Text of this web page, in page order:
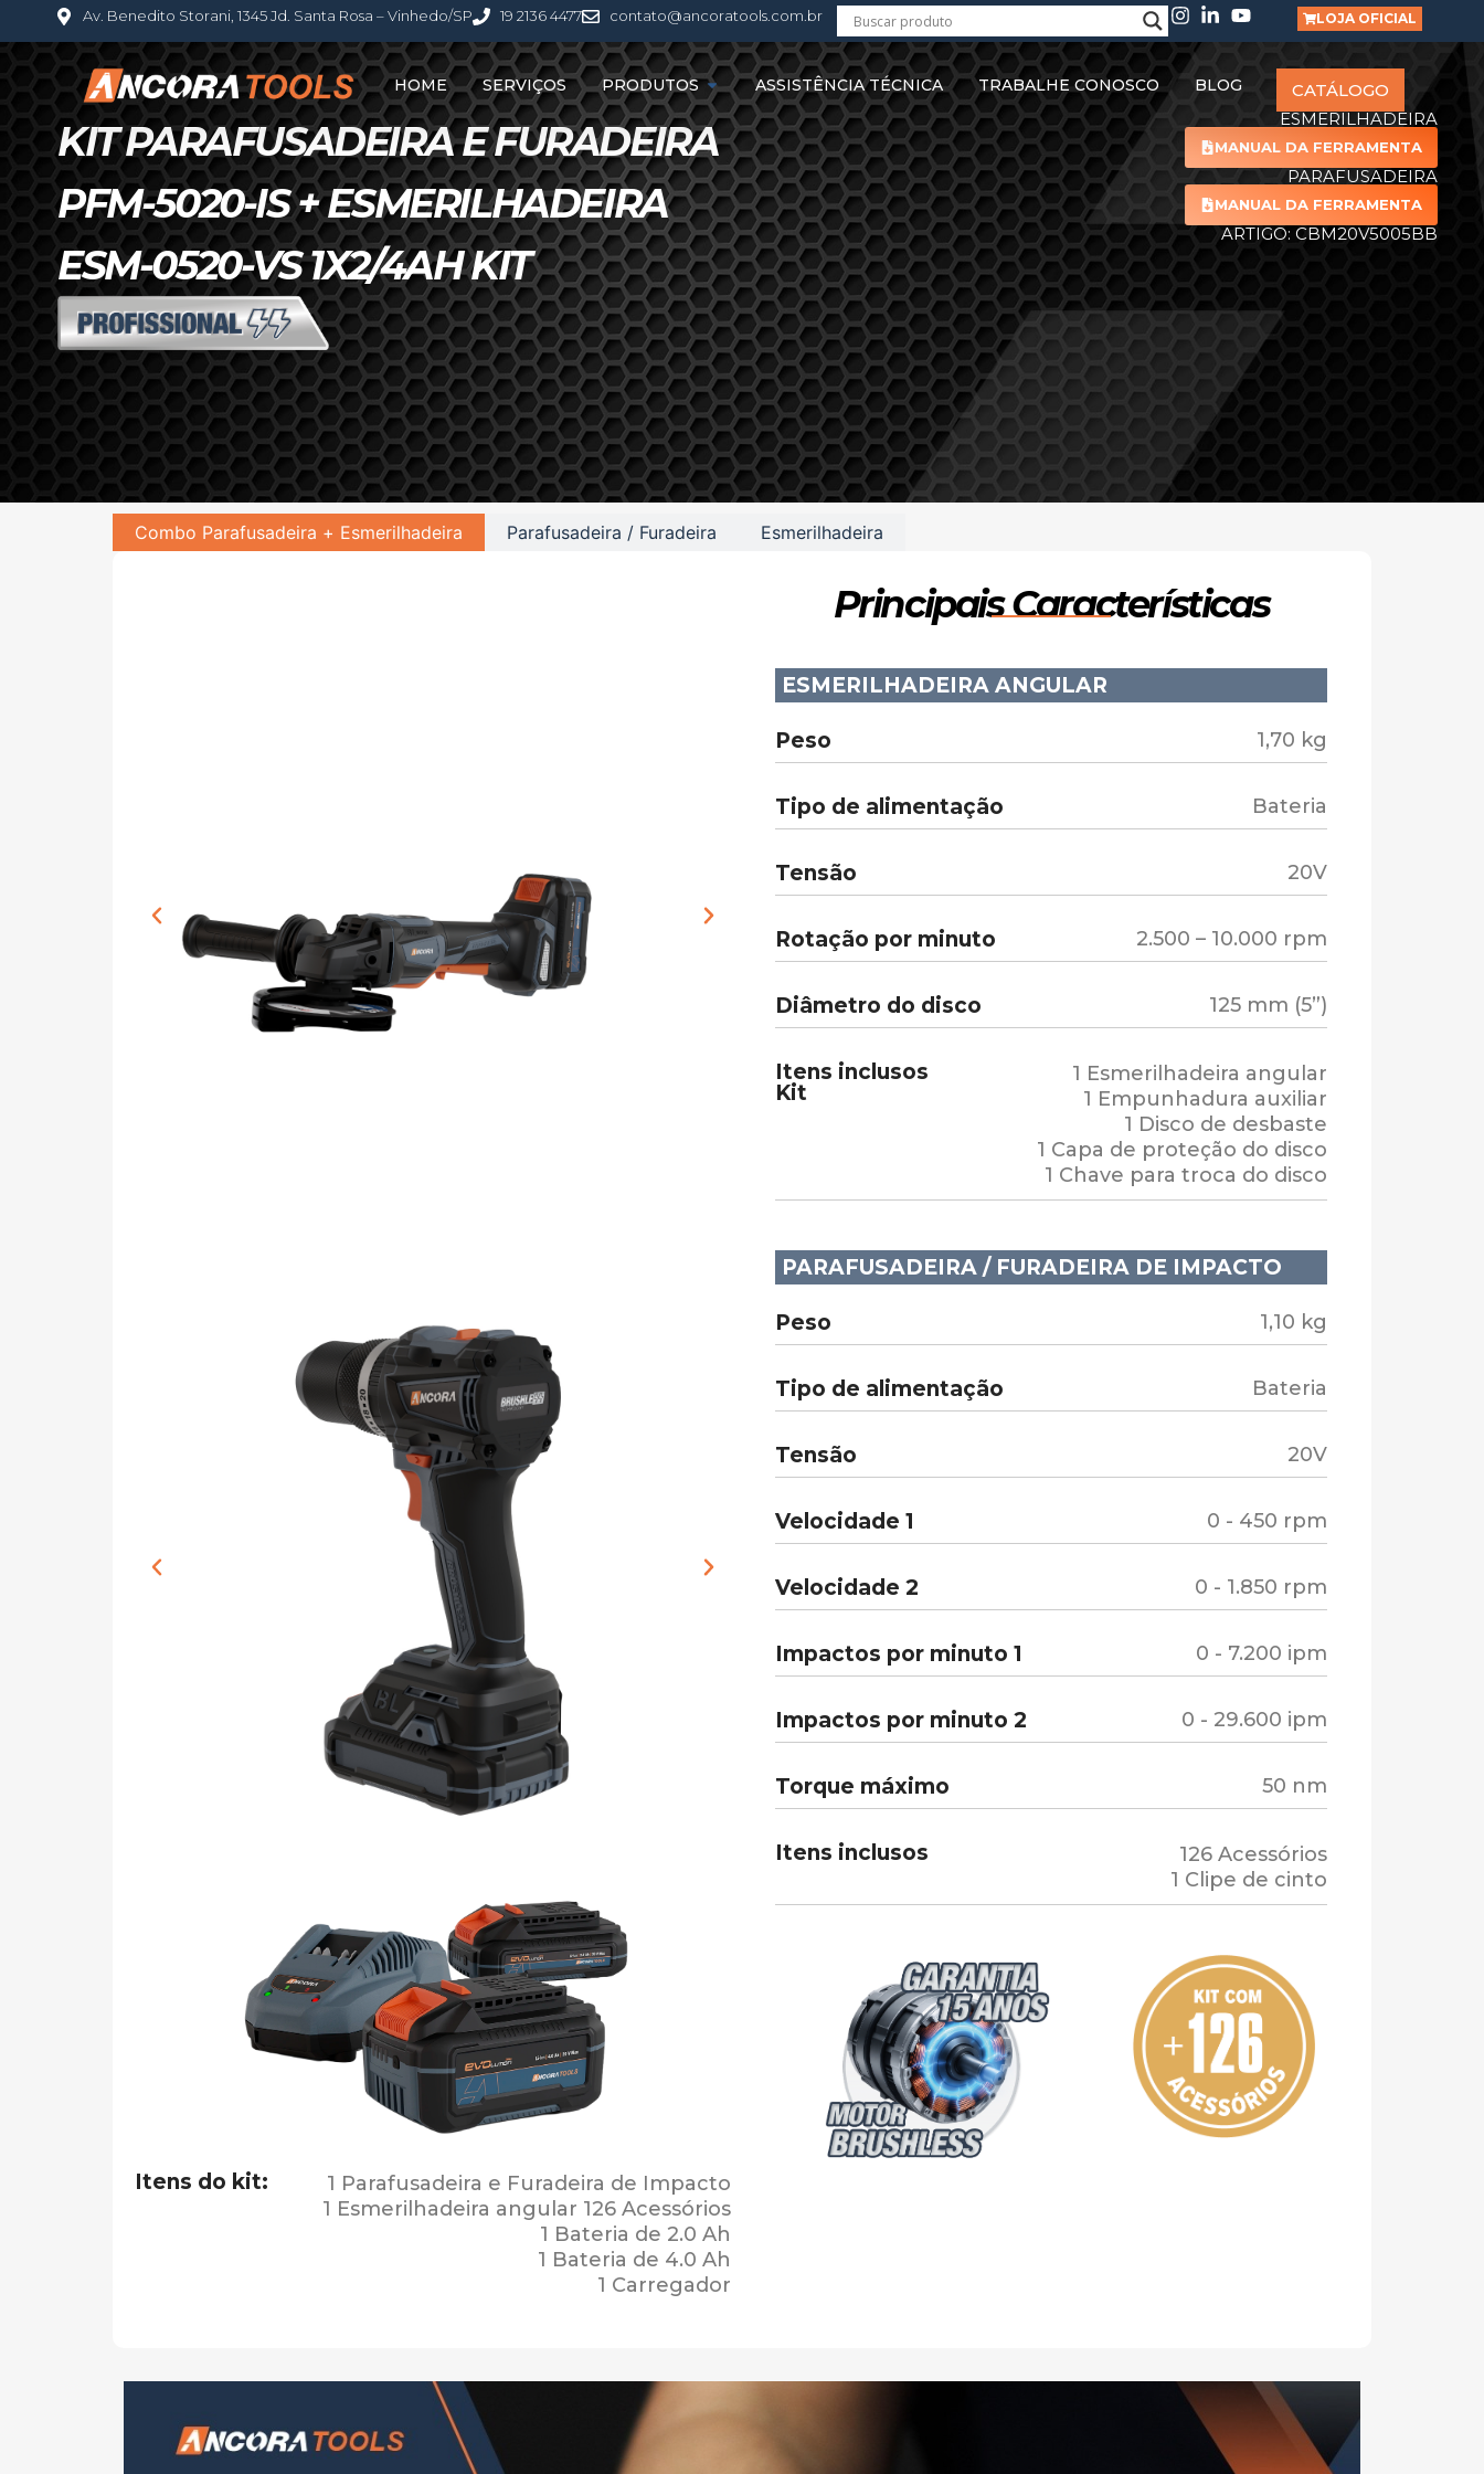
Av. Benedito Storani, 1345 Jd. Santa Rosa – Vinhedo/SP 19 2136 4477 contato@ancoratools.com.br LOJA OFICIAL
HOME SERVIÇOS PRODUTOS ASSISTÊNCIA TÉCNICA TRABALHE CONOSCO BLOG CATÁLOGO
KIT PARAFUSADEIRA E FURADEIRA
PFM-5020-IS + ESMERILHADEIRA
ESM-0520-VS 1X2/4AH KIT
ESMERILHADEIRA
MANUAL DA FERRAMENTA
PARAFUSADEIRA
MANUAL DA FERRAMENTA
ARTIGO: CBM20V5005BB
Combo Parafusadeira + Esmerilhadeira Parafusadeira / Furadeira Esmerilhadeira
Itens do kit:
1 Parafusadeira e Furadeira de Impacto
1 Esmerilhadeira angular 126 Acessórios
1 Bateria de 2.0 Ah
1 Bateria de 4.0 Ah
1 Carregador
Principais Características
Peso 1,70 kg
Tipo de alimentação Bateria
Tensão 20V
Rotação por minuto 2.500 – 10.000 rpm
Diâmetro do disco 125 mm (5”)
Itens inclusos
Kit
1 Esmerilhadeira angular
1 Empunhadura auxiliar
1 Disco de desbaste
1 Capa de proteção do disco
1 Chave para troca do disco
ESMERILHADEIRA ANGULAR
Peso 1,10 kg
Tipo de alimentação Bateria
Tensão 20V
Velocidade 1 0 - 450 rpm
Velocidade 2 0 - 1.850 rpm
Impactos por minuto 1 0 - 7.200 ipm
Impactos por minuto 2 0 - 29.600 ipm
Torque máximo 50 nm
PARAFUSADEIRA / FURADEIRA DE IMPACTO
Itens inclusos
126 Acessórios
1 Clipe de cinto